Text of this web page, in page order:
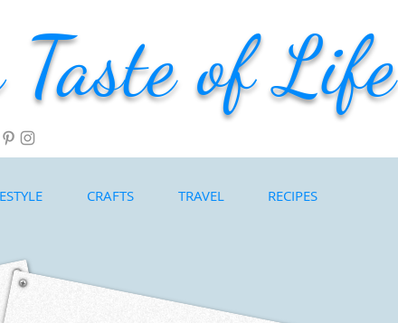
Taste of Life
CRAFTS TRAVEL RECIPES